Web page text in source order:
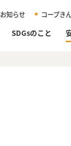
お知らせ コープき
SDGsのこと